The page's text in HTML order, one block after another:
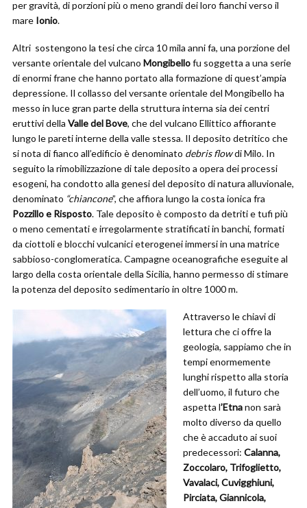
per gravità, di porzioni più o meno grandi dei loro fianchi verso il
mare Ionio.
Altri sostengono la tesi che circa 10 mila anni fa, una porzione del
versante orientale del vulcano Mongibellofu soggetta a una serie
di enormi frane che hanno portato alla formazione di quest’ampia
depressione. Il collasso del versante orientale del Mongibello ha
messo in luce gran parte della struttura interna sia dei centri
eruttivi della Valle del Bove, che del vulcano Ellittico affiorante
lungo le pareti interne della valle stessa. Il deposito detritico che
si nota di fianco all’edificio è denominato debris flowdi Milo. In
seguito la rimobilizzazione di tale deposito a opera dei processi
esogeni, ha condotto alla genesi del deposito di natura alluvionale,
denominato “chiancone”, che affiora lungo la costa ionica fra
Pozzillo e Risposto. Tale deposito è composto da detriti e tufi più
o meno cementati e irregolarmente stratificati in banchi, formati
da ciottoli e blocchi vulcanici eterogenei immersi in una matrice
sabbioso-conglomeratica. Campagne oceanografiche eseguite al
largo della costa orientale della Sicilia, hanno permesso di stimare
la potenza del deposito sedimentario in oltre 1000 m.
Attraverso le chiavi di
lettura che ci offre la
geologia, sappiamo che in
tempi enormemente
lunghi rispetto alla storia
dell’uomo, il futuro che
aspetta l’Etnanon sarà
molto diverso da quello
che è accaduto ai suoi
predecessori: Calanna,
Zoccolaro, Trifoglietto,
Vavalaci, Cuvigghiuni,
Pirciata, Giannicola,